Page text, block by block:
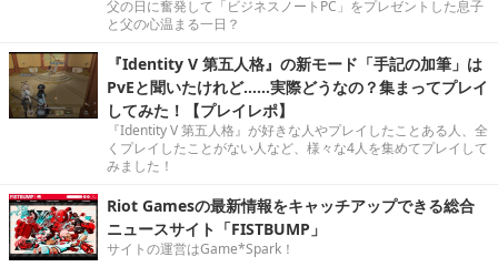
父の日に奮発して「ビジネスノートPC」をプレゼントした息子
と父の心温まる一日？
『Identity V 第五人格』の新モード「手記の加筆」は
PvEと聞いたけれど……実際どうなの？集まってプレイ
してみた！【プレイレポ】
『Identity V 第五人格』が好きな人やプレイしたことある人、全
くプレイしたことがない人など、様々な4人を集めてプレイして
みました！
Riot Gamesの最新情報をキャッチアップできる総合
ニュースサイト「FISTBUMP」
サイトの運営はGame*Spark！